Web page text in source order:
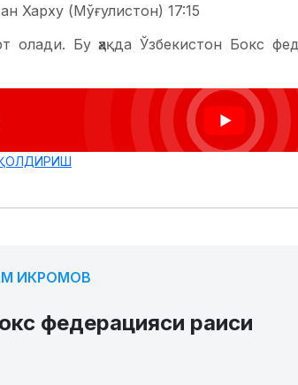
Харху (Мўғулистон) 17:15
Бу ҳақда Ўзбекистон Бокс
ИКРОМОВ
федерацияси раиси